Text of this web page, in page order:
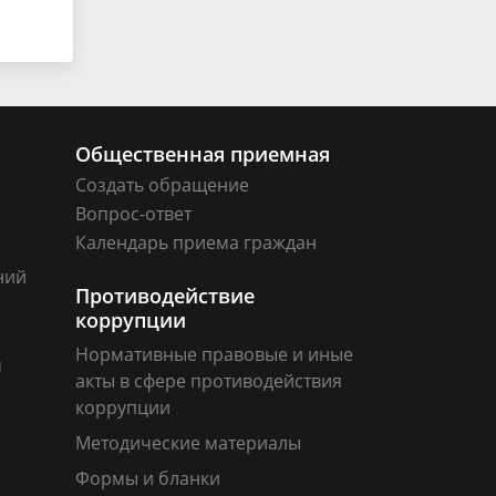
Общественная приемная
Создать обращение
Вопрос-ответ
Календарь приема граждан
Противодействие
коррупции
Нормативные правовые и иные
акты в сфере противодействия
коррупции
Методические материалы
Формы и бланки